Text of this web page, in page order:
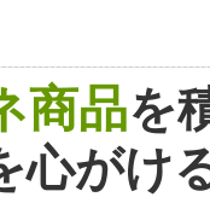
商品を
心がけ